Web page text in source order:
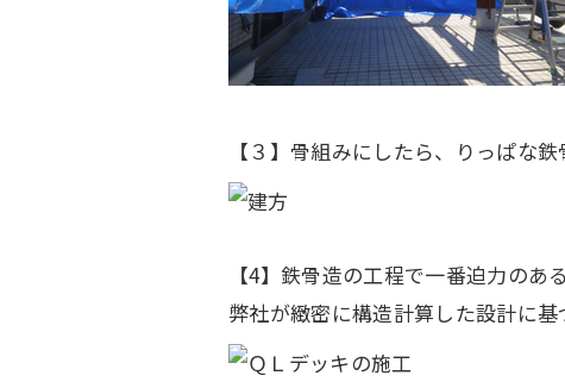
【３】骨組みにしたら、りっぱな
【4】鉄骨造の工程で一番迫力のあ
弊社が緻密に構造計算した設計に